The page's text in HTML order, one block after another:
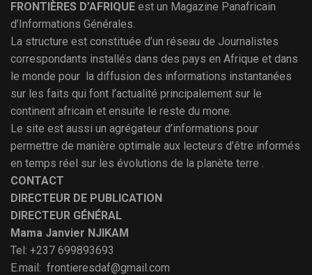
FRONTIÈRES D’AFRIQUE est un Magazine Panafricain
d’Informations Générales.
La structure est constituée d’un réseau de Journalistes
correspondants installés dans des pays en Afrique et dans
le monde pour la diffusion des informations instantanées
sur les faits qui font l’actualité principalement sur le
continent africain et ensuite le reste du mone.
Le site est aussi un agrégateur d’informations pour
permettre de manière optimale aux lecteurs d’être informés
en temps réel sur les évolutions de la planète terre .
CONTACT
DIRECTEUR DE PUBLICATION
DIRECTEUR GÉNÉRAL
Mama Janvier NJIKAM
Tel: +237 699893693
E.mail: frontieresdaf@gmail.com